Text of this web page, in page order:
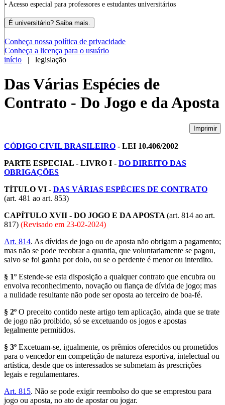
• Acesso especial para professores e estudantes universitários
Conheça nossa política de privacidade
Conheça a licença para o usuário
início | legislação
Das Várias Espécies de
Contrato - Do Jogo e da Aposta
Imprimir
CÓDIGO CIVIL BRASILEIRO - LEI 10.406/2002
PARTE ESPECIAL - LIVRO I - DO DIREITO DAS
OBRIGAÇÕES
TÍTULO VI - DAS VÁRIAS ESPÉCIES DE CONTRATO
(art. 481 ao art. 853)
CAPÍTULO XVII - DO JOGO E DA APOSTA (art. 814 ao art.
817) (Revisado em 23-02-2024)
Art. 814. As dívidas de jogo ou de aposta não obrigam a pagamento;
mas não se pode recobrar a quantia, que voluntariamente se pagou,
salvo se foi ganha por dolo, ou se o perdente é menor ou interdito.
§ 1º Estende-se esta disposição a qualquer contrato que encubra ou
envolva reconhecimento, novação ou fiança de dívida de jogo; mas
a nulidade resultante não pode ser oposta ao terceiro de boa-fé.
§ 2º O preceito contido neste artigo tem aplicação, ainda que se trate
de jogo não proibido, só se excetuando os jogos e apostas
legalmente permitidos.
§ 3º Excetuam-se, igualmente, os prêmios oferecidos ou prometidos
para o vencedor em competição de natureza esportiva, intelectual ou
artística, desde que os interessados se submetam às prescrições
legais e regulamentares.
Art. 815. Não se pode exigir reembolso do que se emprestou para
jogo ou aposta, no ato de apostar ou jogar.